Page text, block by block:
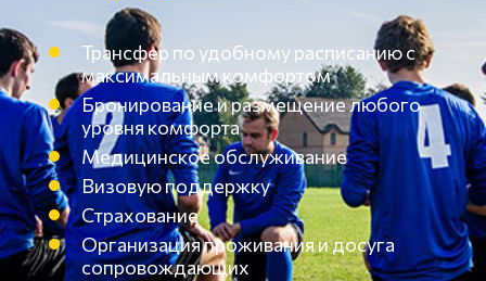
Трансфер по удобному расписанию с
максимальным комфортом
Бронирование и размещение любого
уровня комфорта
Медицинское обслуживание
Визовую поддержку
Страхование
Организация проживания и досуга
сопровождающих